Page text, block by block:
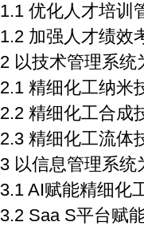
1.1 优化人才培训
1.2 加强人才绩效
2 以技术管理系统
2.1 精细化工纳米
2.2 精细化工合成
2.3 精细化工流体
3 以信息管理系统
3.1 AI赋能精细化
3.2 Saa S平台赋